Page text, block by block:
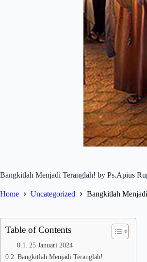
Bangkitlah Menjadi Teranglah! by Ps.Apius
Home Uncategorized Bangkitlah
Table of Contents
25 Januari 2024
Bangkitlah Menjadi Teranglah!